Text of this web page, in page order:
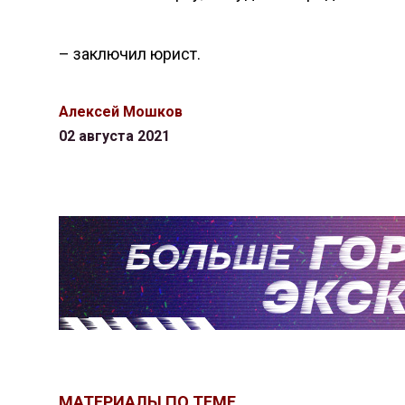
– заключил юрист.
Алексей Мошков
02 августа 2021